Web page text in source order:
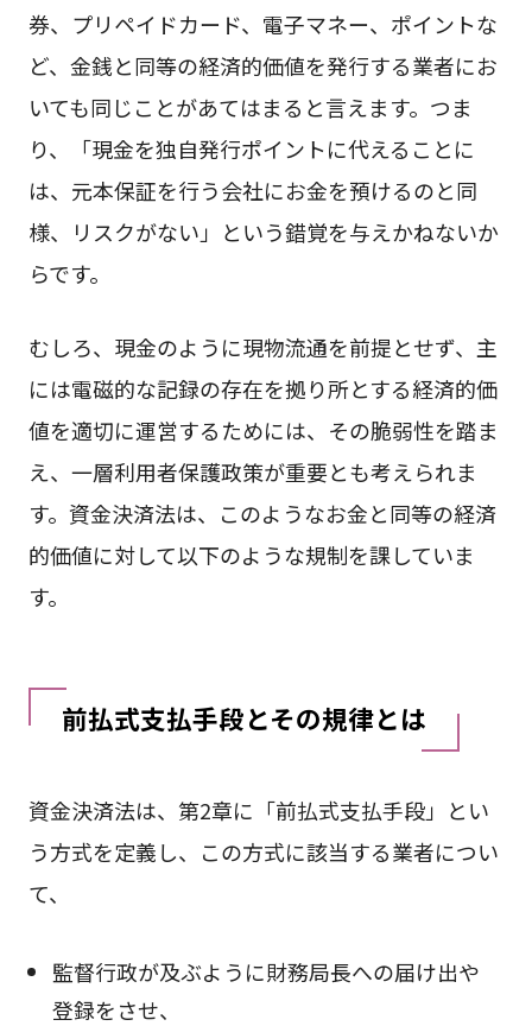
券、プリペイドカード、電子マネー、ポイントな
ど、金銭と同等の経済的価値を発行する業者にお
いても同じことがあてはまると言えます。つま
り、「現金を独自発行ポイントに代えることに
は、元本保証を行う会社にお金を預けるのと同
様、リスクがない」という錯覚を与えかねないか
らです。
むしろ、現金のように現物流通を前提とせず、主
には電磁的な記録の存在を拠り所とする経済的価
値を適切に運営するためには、その脆弱性を踏ま
え、一層利用者保護政策が重要とも考えられま
す。資金決済法は、このようなお金と同等の経済
的価値に対して以下のような規制を課していま
す。
前払式支払手段とその規律とは
資金決済法は、第2章に「前払式支払手段」とい
う方式を定義し、この方式に該当する業者につい
て、
監督行政が及ぶように財務局長への届け出や
登録をさせ、